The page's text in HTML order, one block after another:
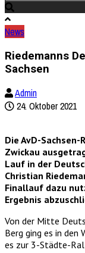
News
Riedemanns
Sachsen
Admin
24. Oktober 2021
Die AvD-
Zwickau
Lauf in der
Christian
Finallauf dazu
Ergebnis
Von der Mitte
Berg ging es in den
es zur 3-Städte-